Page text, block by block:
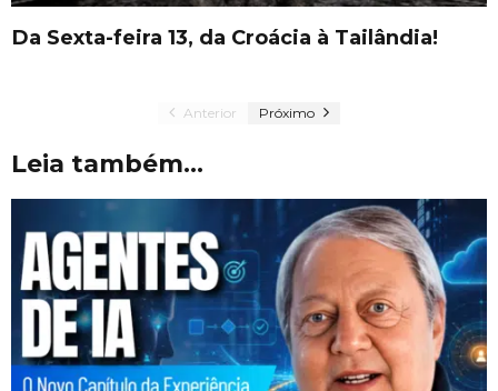
Da Sexta-feira 13, da Croácia à Tailândia!
Anterior Próximo
Leia também...